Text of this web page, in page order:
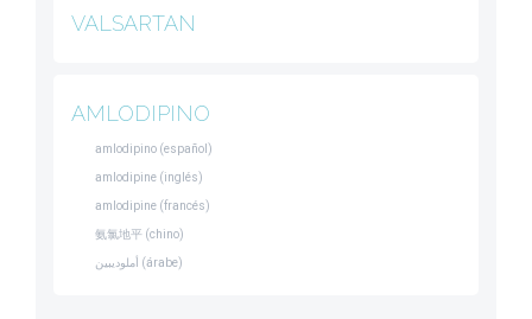
VALSARTAN
AMLODIPINO
amlodipino (español)
amlodipine (inglés)
amlodipine (francés)
氨氯地平 (chino)
أملوديبين (árabe)